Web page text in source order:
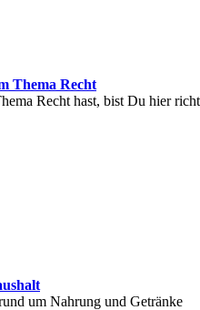
Thema Recht
Recht hast, bist Du hier
um Nahrung und Getränke